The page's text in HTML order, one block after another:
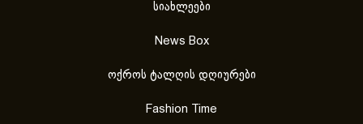
სიახლეები
News Box
ოქროს ტალღის დღიურები
Fashion Time